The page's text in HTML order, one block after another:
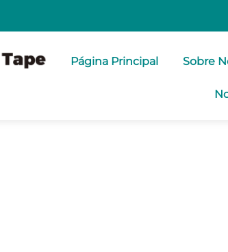
Página Principal Sobre